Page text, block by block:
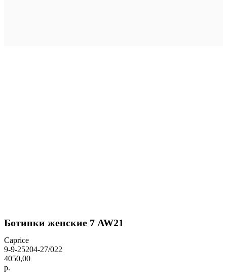
Ботинки женские 7 AW21
Caprice
9-9-25204-27/022
4050,00
р.